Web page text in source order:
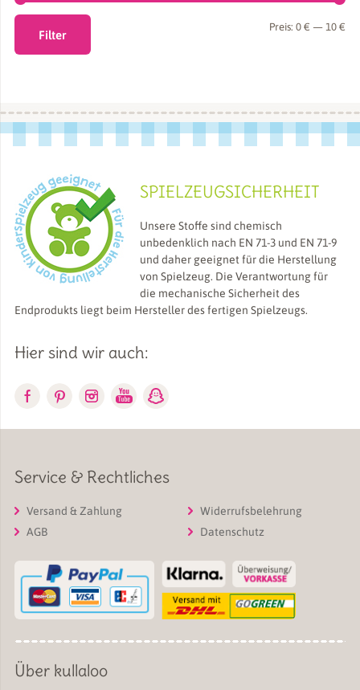
Filter
Preis:0 € —10 €
SPIELZEUGSICHERHEIT
Unsere Stoffe sind chemisch
unbedenklich nach EN 71-3 und EN 71-9
und daher geeignet für die Herstellung
von Spielzeug. Die Verantwortung für
die mechanische Sicherheit des
Endprodukts liegt beim Hersteller des fertigen Spielzeugs.
Hier sind wir auch:
Service & Rechtliches
Versand & Zahlung
AGB
Widerrufsbelehrung
Datenschutz
Über kullaloo